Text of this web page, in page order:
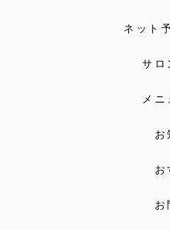
ネット
サロ
メニ
お
お
お